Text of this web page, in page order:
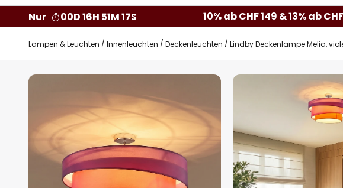
Nur
00D 16H 51M 16S 10% ab CHF 149 & 13% ab
Lampen & Leuchten Innenleuchten Deckenleuchten Lindby Deckenlampe Melia,
Zum
Bildgalerie
springen